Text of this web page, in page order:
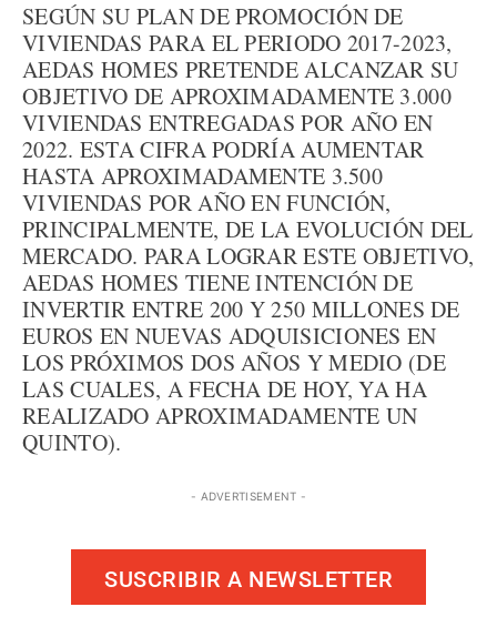
SEGÚN SU PLAN DE PROMOCIÓN DE
VIVIENDAS PARA EL PERIODO 2017-2023,
AEDAS HOMES PRETENDE ALCANZAR SU
OBJETIVO DE APROXIMADAMENTE 3.000
VIVIENDAS ENTREGADAS POR AÑO EN
2022. ESTA CIFRA PODRÍA AUMENTAR
HASTA APROXIMADAMENTE 3.500
VIVIENDAS POR AÑO EN FUNCIÓN,
PRINCIPALMENTE, DE LA EVOLUCIÓN DEL
MERCADO. PARA LOGRAR ESTE OBJETIVO,
AEDAS HOMES TIENE INTENCIÓN DE
INVERTIR ENTRE 200 Y 250 MILLONES DE
EUROS EN NUEVAS ADQUISICIONES EN
LOS PRÓXIMOS DOS AÑOS Y MEDIO (DE
LAS CUALES, A FECHA DE HOY, YA HA
REALIZADO APROXIMADAMENTE UN
QUINTO).
- ADVERTISEMENT -
SUSCRIBIR A NEWSLETTER